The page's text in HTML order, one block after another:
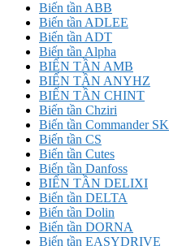
Biến tần ABB
Biến tần ADLEE
Biến tần ADT
Biến tần Alpha
BIẾN TẦN AMB
BIẾN TẦN ANYHZ
BIẾN TẦN CHINT
Biến tần Chziri
Biến tần Commander SK
Biến tần CS
Biến tần Cutes
Biến tần Danfoss
BIẾN TẦN DELIXI
Biến tần DELTA
Biến tần Dolin
Biến tần DORNA
Biến tần EASYDRIVE